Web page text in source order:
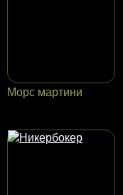
Морс мартини